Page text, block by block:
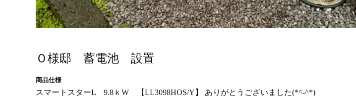
Ｏ様邸 蓄電池 設置
商品仕様
スマートスターL 9.8ｋW 【LL3098HOS/Y】 ありがとうございました(*^-^*)